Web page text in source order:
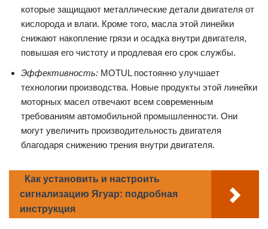
которые защищают металлические детали двигателя от
кислорода и влаги. Кроме того, масла этой линейки
снижают накопление грязи и осадка внутри двигателя,
повышая его чистоту и продлевая его срок службы.
Эффективность: MOTUL постоянно улучшает
технологии производства. Новые продукты этой линейки
моторных масел отвечают всем современным
требованиям автомобильной промышленности. Они
могут увеличить производительность двигателя
благодаря снижению трения внутри двигателя.
Как установить и настроить
сигнализацию Ягуар: подробная
инструкция